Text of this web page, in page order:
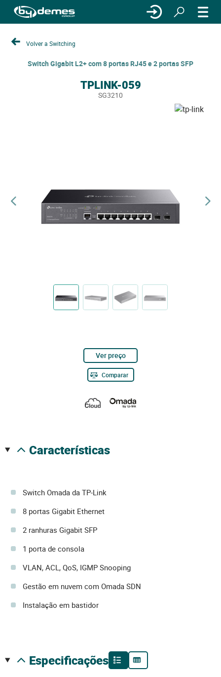
Volver a Switching
Switch Gigabit L2+ com 8 portas RJ45 e 2 portas SFP
TPLINK-059
SG3210
Ver preço
Comparar
características
Switch Omada da TP-Link
8 portas Gigabit Ethernet
2 ranhuras Gigabit SFP
1 porta de consola
VLAN, ACL, QoS, IGMP Snooping
Gestão em nuvem com Omada SDN
Instalação em bastidor
especificações